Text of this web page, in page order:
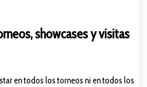
showcases y visitas
en todos los torneos ni en todos los